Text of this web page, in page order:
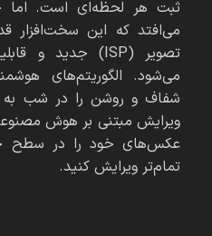
ثبت هر لحظه‌ای است. اما
می‌افتد که این سخت‌افزار
تصویر (ISP) جدید و قابلیت‌های
می‌شود. الگوریتم‌های
شفاف و روشن را در شب به
ویرایش مبتنی بر هوش
عکس‌های خود را در سطح
تمام‌تر ویرایش کنید.